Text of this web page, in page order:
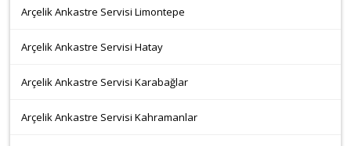
Arçelik Ankastre Servisi Limontepe
Arçelik Ankastre Servisi Hatay
Arçelik Ankastre Servisi Karabağlar
Arçelik Ankastre Servisi Kahramanlar